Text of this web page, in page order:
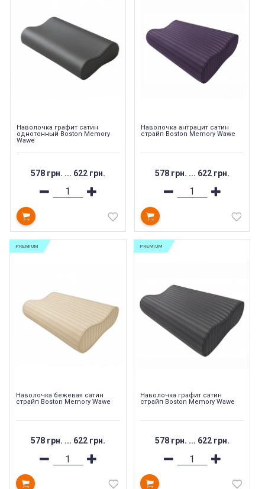
Наволочка графит сатин
однотонный Boston Memory
Wawe
578 грн. ... 622 грн.
Наволочка антрацит сатин
страйп Boston Memory Wawe
578 грн. ... 622 грн.
PREMIUM
Наволочка бежевая сатин
страйп Boston Memory Wawe
578 грн. ... 622 грн.
PREMIUM
Наволочка графит сатин
страйп Boston Memory Wawe
578 грн. ... 622 грн.